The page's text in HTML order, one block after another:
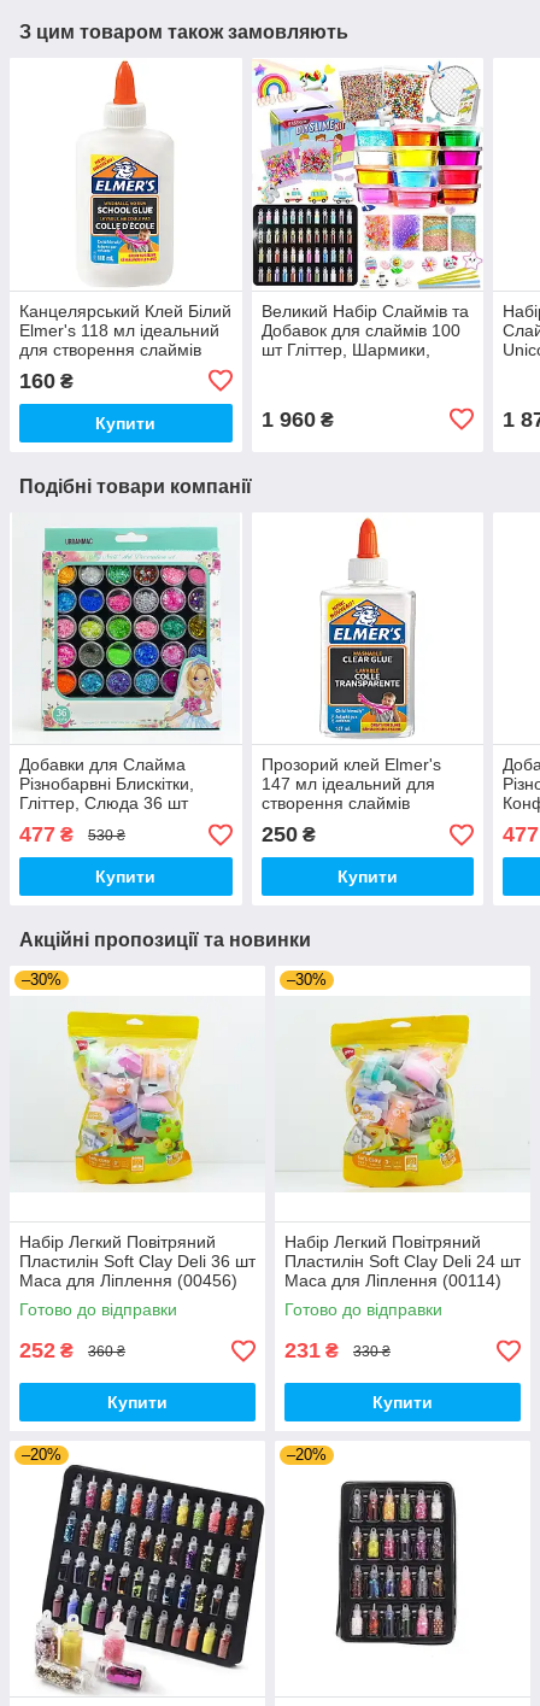
З цим товаром також замовляють
Канцелярський Клей Білий
Elmer's 118 мл ідеальний
для створення слаймів
160 ₴
Купити
Великий Набір Слаймів та
Добавок для слаймів 100
шт Гліттер, Шармики,
1 960₴ 1
Подібні товари компанії
Добавки для Слайма
Різнобарвні Блискітки,
Гліттер, Слюда 36 шт
Набір декору для
манікюру (01183)
477 ₴ 530 ₴
Купити
Прозорий клей Elmer's
147 мл ідеальний для
створення слаймів
Елмерс (00256)
250₴
Купити
477
Акційні пропозиції та новинки
–30%
Набір Легкий Повітряний
Пластилін Soft Clay Deli 36 шт
Маса для Ліплення (00456)
Готово до відправки
252 ₴ 360 ₴
Купити
–30%
Набір Легкий Повітряний
Пластилін Soft Clay Deli 24 шт
Маса для Ліплення (00114)
Готово до відправки
231 ₴ 330 ₴
Купити
–20% –20%